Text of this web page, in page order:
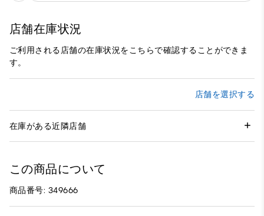
店舗在庫状況
ご利用される店舗の在庫状況をこちらで確認することができま
す。
店舗を選択する
在庫がある近隣店舗
この商品について
商品番号: 349666